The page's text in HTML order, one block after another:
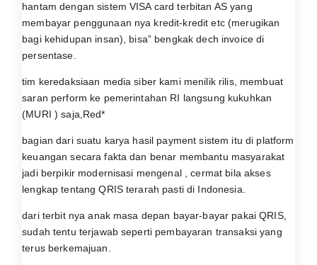
hantam dengan sistem VISA card terbitan AS yang
membayar penggunaan nya kredit-kredit etc (merugikan
bagi kehidupan insan), bisa” bengkak dech invoice di
persentase.
tim keredaksiaan media siber kami menilik rilis, membuat
saran perform ke pemerintahan RI langsung kukuhkan
(MURI ) saja,Red*
bagian dari suatu karya hasil payment sistem itu di platform
keuangan secara fakta dan benar membantu masyarakat
jadi berpikir modernisasi mengenal , cermat bila akses
lengkap tentang QRIS terarah pasti di Indonesia.
dari terbit nya anak masa depan bayar-bayar pakai QRIS,
sudah tentu terjawab seperti pembayaran transaksi yang
terus berkemajuan.